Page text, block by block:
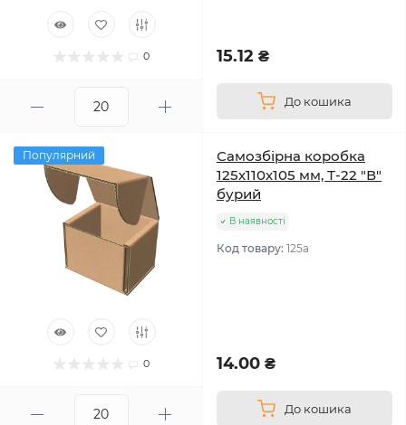
0 15.12 ₴
До кошика
Популярний
0
Самозбірна коробка
125х110х105 мм, Т-22 "В"
бурий
В наявності
Код товару: 125а
14.00 ₴
До кошика